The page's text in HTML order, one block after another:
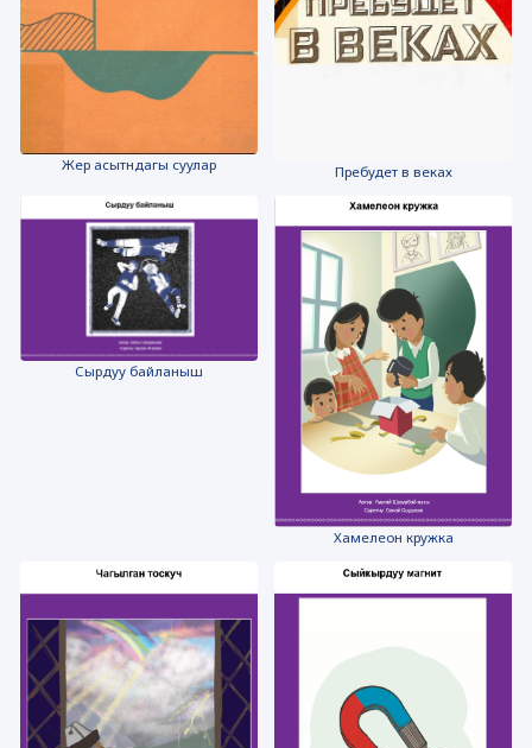
Жер асытндагы суулар Пребудет в веках
Сырдуу байланыш
Хамелеон кружка